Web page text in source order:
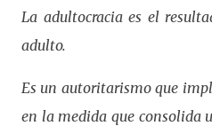
La adultocracia es el
adulto.
Es un autoritarismo que
en la medida que consolida